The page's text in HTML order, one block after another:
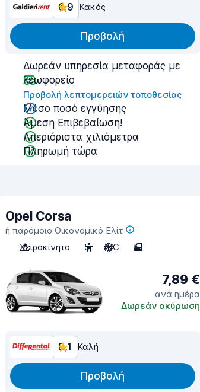
6,9 Κακός
Προβολή
Δωρεάν υπηρεσία μεταφοράς με
λεωφορείο
Προβολή λεπτομερειών τοποθεσίας
Μέσο ποσό εγγύησης
Άμεση Επιβεβαίωση!
Απεριόριστα χιλιόμετρα
Πληρωμή τώρα
Opel Corsa
ή παρόμοιο Οικονομικό Ελίτ
Χειροκίνητο
5 A/C 5
7,89 €
ανά ημέρα
Δωρεάν ακύρωση
8,1 Καλή
Προβολή